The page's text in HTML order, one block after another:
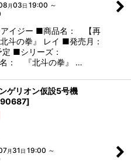
月03日 19:00 ～
イジー ■商品名： 【再
斗の拳』 レイ ■発売月：
定 ■シリーズ：
： 『北斗の拳』 …
ゲリオン仮設5号機
]
月 31日 19:00 ～